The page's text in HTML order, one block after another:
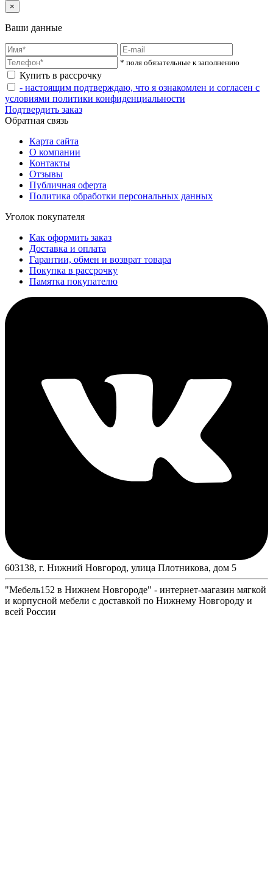
×
Ваши данные
* поля обязательные к заполнению
Купить в рассрочку
- настоящим подтверждаю, что я ознакомлен и согласен с
условиями политики конфиденциальности
Подтвердить заказ
Обратная связь
Карта сайта
О компании
Контакты
Отзывы
Публичная оферта
Политика обработки персональных данных
Уголок покупателя
Как оформить заказ
Доставка и оплата
Гарантии, обмен и возврат товара
Покупка в рассрочку
Памятка покупателю
603138, г. Нижний Новгород, улица Плотникова, дом 5
"Мебель152 в Нижнем Новгороде" - интернет-магазин мягкой
и корпусной мебели с доставкой по Нижнему Новгороду и
всей России